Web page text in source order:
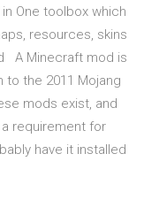
One toolbox which
resources, skins
A Minecraft mod is
to the 2011 Mojang
mods exist, and
requirement for
have it installed